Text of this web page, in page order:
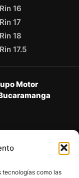
tecnologías como las
16
17
18
17.5
Motor